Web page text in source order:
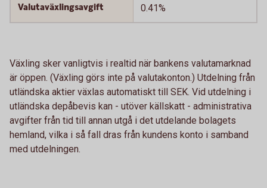
Valutaväxlingsavgift 0.41%
Växling sker vanligtvis i realtid när bankens valutamarknad
är öppen. (Växling görs inte på valutakonton.) Utdelning från
utländska aktier växlas automatiskt till SEK. Vid utdelning i
utländska depåbevis kan - utöver källskatt - administrativa
avgifter från tid till annan utgå i det utdelande bolagets
hemland, vilka i så fall dras från kundens konto i samband
med utdelningen.